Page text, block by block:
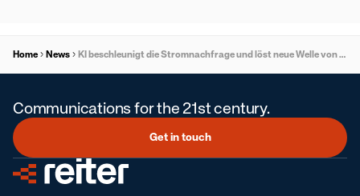
Home News KI beschleunigt die Stromnachfrage und löst neue Welle von Netzanpassungen und Investitionen aus
Communications for the 21st century.
Get in touch